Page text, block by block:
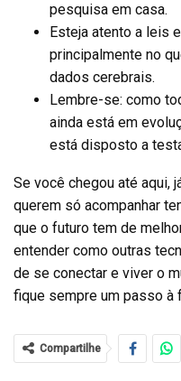
pesquisa em casa.
Esteja atento a leis
principalmente no
dados cerebrais.
Lembre-se: como
ainda está em
está disposto a
Se você chegou até aqui,
querem só acompanhar
que o futuro tem de
entender como outras
de se conectar e viver o
fique sempre um passo à
Compartilhe